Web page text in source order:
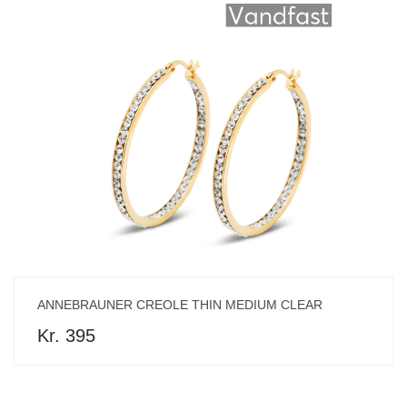
ANNEBRAUNER CREOLE THIN MEDIUM CLEAR
Kr. 395